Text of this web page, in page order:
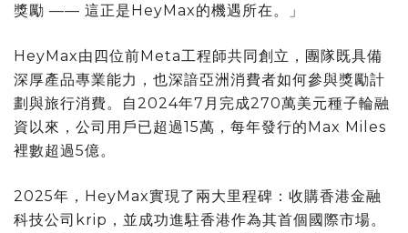
獎勵 —— 這正是HeyMax的機遇所在。」
HeyMax由四位前Meta工程師共同創立，團隊既具備
深厚產品專業能力，也深諳亞洲消費者如何參與獎勵計
劃與旅行消費。自2024年7月完成270萬美元種子輪融
資以來，公司用戶已超過15萬，每年發行的Max Miles
裡數超過5億。
2025年，HeyMax實現了兩大里程碑：收購香港金融
科技公司krip，並成功進駐香港作為其首個國際市場。